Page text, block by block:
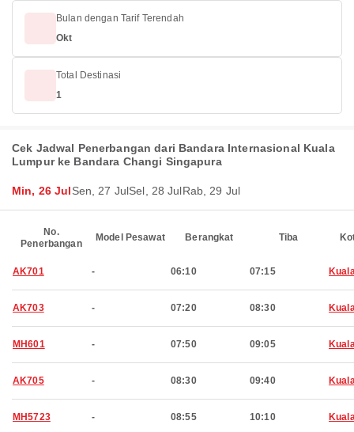
Bulan dengan Tarif Terendah
Okt
Total Destinasi
1
Cek Jadwal Penerbangan dari Bandara Internasional Kuala
Lumpur ke Bandara Changi Singapura
Min, 26 JulSen, 27 JulSel, 28 JulRab, 29 Jul
No.
Penerbangan
Model Pesawat Berangkat Tiba
AK701 - 06:10 07:15
AK703 - 07:20 08:30
MH601 - 07:50 09:05
AK705 - 08:30 09:40
MH5723 - 08:55 10:10